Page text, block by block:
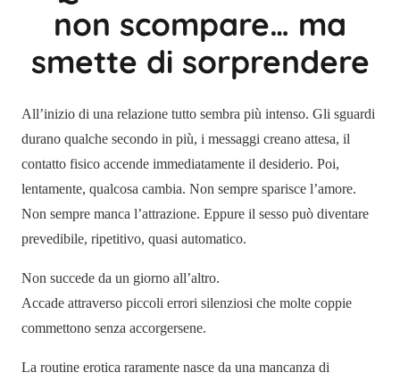
non scompare… ma
smette di sorprendere
All’inizio di una relazione tutto sembra più intenso. Gli sguardi
durano qualche secondo in più, i messaggi creano attesa, il
contatto fisico accende immediatamente il desiderio. Poi,
lentamente, qualcosa cambia. Non sempre sparisce l’amore.
Non sempre manca l’attrazione. Eppure il sesso può diventare
prevedibile, ripetitivo, quasi automatico.
Non succede da un giorno all’altro.
Accade attraverso piccoli errori silenziosi che molte coppie
commettono senza accorgersene.
La routine erotica raramente nasce da una mancanza di